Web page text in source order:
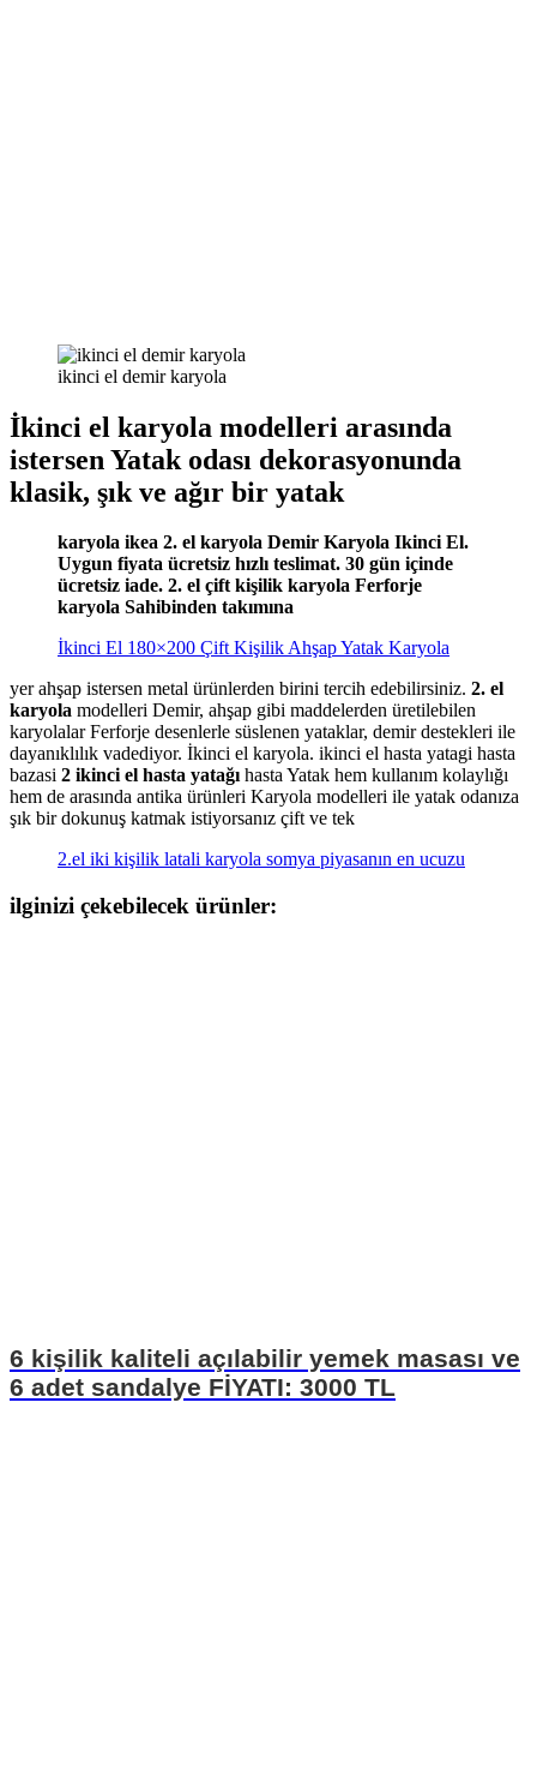
ikinci el demir karyola
İkinci el karyola modelleri arasında
istersen Yatak odası dekorasyonunda
klasik, şık ve ağır bir yatak
karyola ikea 2. el karyola Demir Karyola Ikinci El.
Uygun fiyata ücretsiz hızlı teslimat. 30 gün içinde
ücretsiz iade. 2. el çift kişilik karyola Ferforje
karyola Sahibinden takımına
İkinci El 180×200 Çift Kişilik Ahşap Yatak Karyola
yer ahşap istersen metal ürünlerden birini tercih edebilirsiniz. 2. el
karyola modelleri Demir, ahşap gibi maddelerden üretilebilen
karyolalar Ferforje desenlerle süslenen yataklar, demir destekleri ile
dayanıklılık vadediyor. İkinci el karyola. ikinci el hasta yatagi hasta
bazasi 2 ikinci el hasta yatağıhasta Yatak hem kullanım kolaylığı
hem de arasında antika ürünleri Karyola modelleri ile yatak odanıza
şık bir dokunuş katmak istiyorsanız çift ve tek
2.el iki kişilik latali karyola somya piyasanın en ucuzu
ilginizi çekebilecek ürünler:
6 kişilik kaliteli açılabilir yemek masası ve
6 adet sandalye FİYATI: 3000 TL